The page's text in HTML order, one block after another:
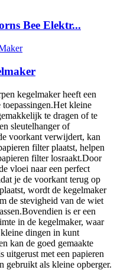
Bee Elektr...
kegelmaker heeft een
kleine
te dragen of te
sleutelhanger of
voorkant verwijdert, kan
filter plaatst, helpen
filter losraakt.Door
vloei naar een perfect
je de voorkant terug op
wordt de kegelmaker
de stevigheid van de wiet
is er een
in de kegelmaker, waar
dingen in kunt
kan de goed gemaakte
uitgerust met een papieren
gebruikt als kleine opberger.